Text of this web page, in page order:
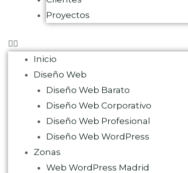
Proyectos
Inicio
Diseño Web
Diseño Web Barato
Diseño Web Corporativo
Diseño Web Profesional
Diseño Web WordPress
Zonas
Web WordPress Madrid